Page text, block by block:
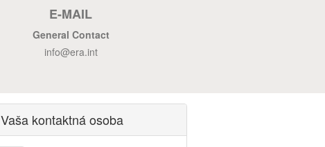
E-MAIL
General Contact
info@era.int
Vaša kontaktná osoba